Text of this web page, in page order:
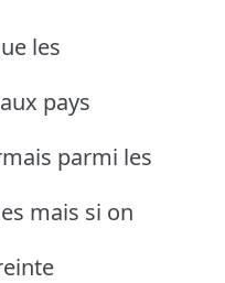
les
pays
parmi les
mais si on